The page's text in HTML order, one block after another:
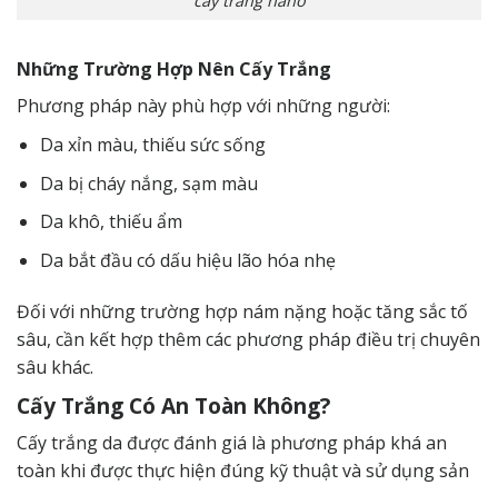
Những Trường Hợp Nên Cấy Trắng
Phương pháp này phù hợp với những người:
Da xỉn màu, thiếu sức sống
Da bị cháy nắng, sạm màu
Da khô, thiếu ẩm
Da bắt đầu có dấu hiệu lão hóa nhẹ
Đối với những trường hợp nám nặng hoặc tăng sắc tố
sâu, cần kết hợp thêm các phương pháp điều trị chuyên
sâu khác.
Cấy Trắng Có An Toàn Không?
Cấy trắng da được đánh giá là phương pháp khá an
toàn khi được thực hiện đúng kỹ thuật và sử dụng sản